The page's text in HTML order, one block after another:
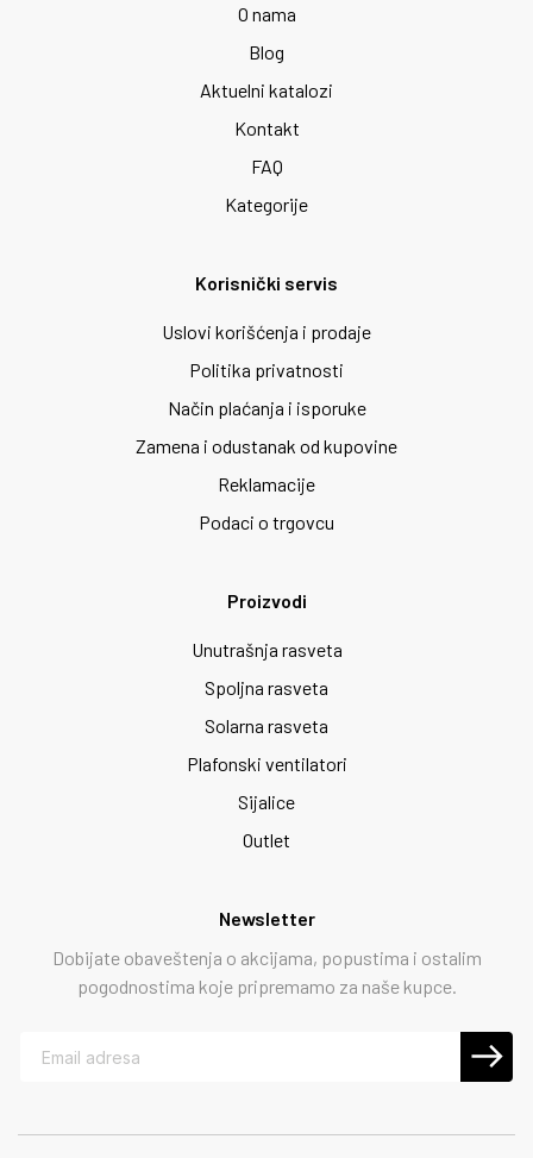
O nama
Blog
Aktuelni katalozi
Kontakt
FAQ
Kategorije
Korisnički servis
Uslovi korišćenja i prodaje
Politika privatnosti
Način plaćanja i isporuke
Zamena i odustanak od kupovine
Reklamacije
Podaci o trgovcu
Proizvodi
Unutrašnja rasveta
Spoljna rasveta
Solarna rasveta
Plafonski ventilatori
Sijalice
Outlet
Newsletter
Dobijate obaveštenja o akcijama, popustima i ostalim
pogodnostima koje pripremamo za naše kupce.